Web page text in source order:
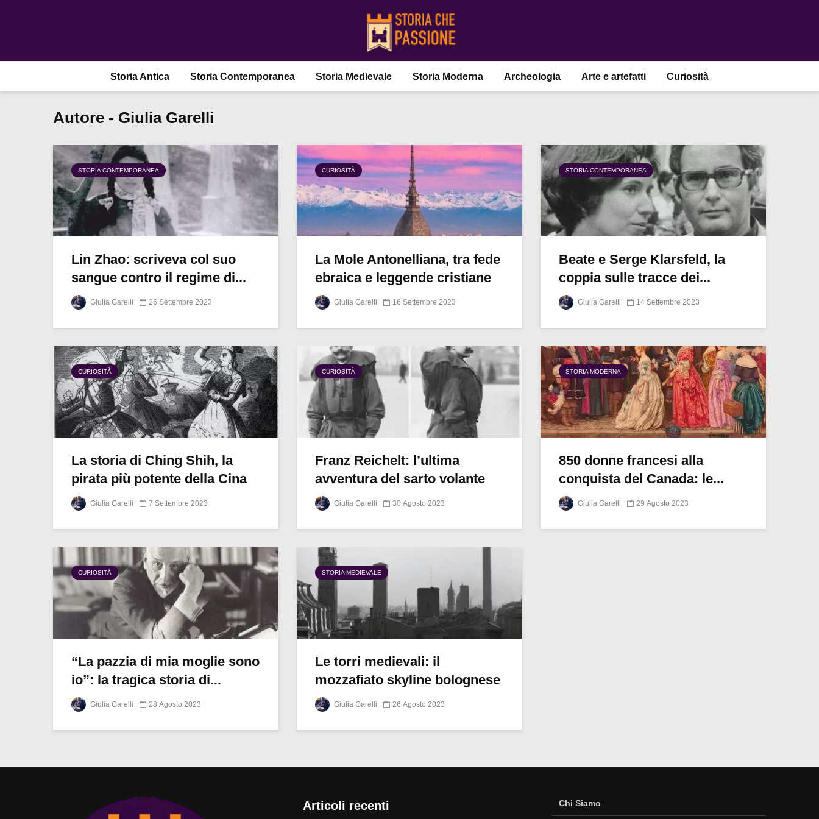
Storia Antica Storia Contemporanea Storia Medievale Storia Moderna Archeologia Arte e artefatti Curiosità
Autore - Giulia Garelli
STORIA CONTEMPORANEA
Lin Zhao: scriveva col suo
sangue contro il regime di...
Giulia Garelli 26 Settembre 2023
CURIOSITÀ
La Mole Antonelliana, tra fede
ebraica e leggende cristiane
Giulia Garelli 16 Settembre 2023
STORIA CONTEMPORANEA
Beate e Serge Klarsfeld, la
coppia sulle tracce dei...
Giulia Garelli 14 Settembre 2023
CURIOSITÀ
La storia di Ching Shih, la
pirata più potente della Cina
Giulia Garelli 7 Settembre 2023
CURIOSITÀ
Franz Reichelt: l’ultima
avventura del sarto volante
Giulia Garelli 30 Agosto 2023
STORIA MODERNA
850 donne francesi alla
conquista del Canada: le...
Giulia Garelli 29 Agosto 2023
CURIOSITÀ
“La pazzia di mia moglie sono
io”: la tragica storia di...
Giulia Garelli 28 Agosto 2023
STORIA MEDIEVALE
Le torri medievali: il
mozzafiato skyline bolognese
Giulia Garelli 26 Agosto 2023
Articoli recenti Chi Siamo